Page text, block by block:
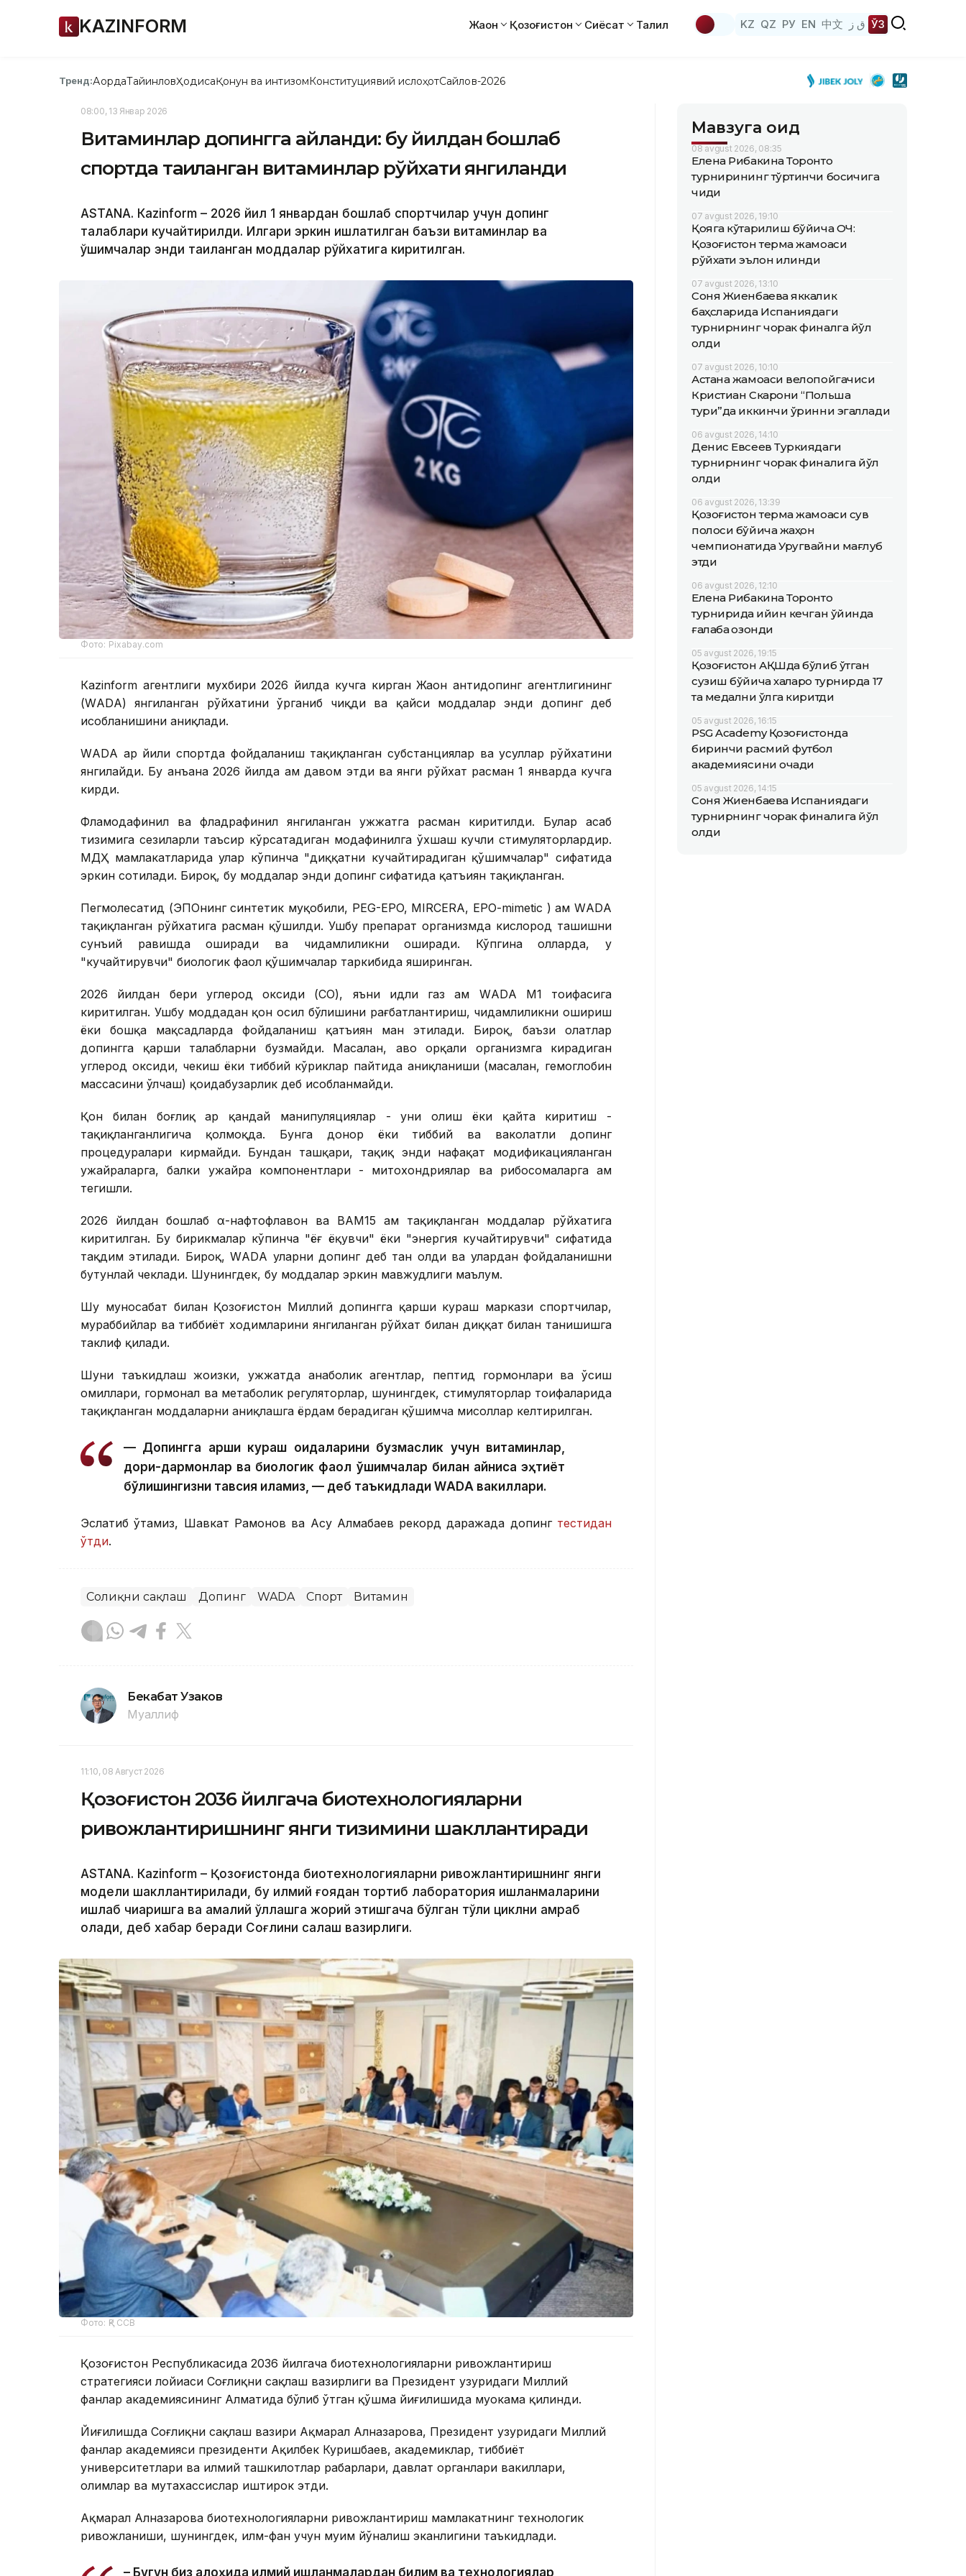
KAZINFORM Жаҳон Қозоғистон Сиёсат Таҳлил KZ QZ РУ EN 中文 ق ز ЎЗ
Тренд:АқордаТайинловҲодисаҚонун ва интизомКонституциявий ислоҳотСайлов-2026
08:00, 13 Январ 2026
Витаминлар допингга айланди: бу йилдан бошлаб
спортда тақиқланган витаминлар рўйхати янгиланди
ASTANА. Кazinform – 2026 йил 1 январдан бошлаб спортчилар учун допинг
талаблари кучайтирилди. Илгари эркин ишлатилган баъзи витаминлар ва
қўшимчалар энди тақиқланган моддалар рўйхатига киритилган.
Фото: Pixabay.com
Кazinform агентлиги мухбири 2026 йилда кучга кирган Жаҳон антидопинг агентлигининг
(WАDА) янгиланган рўйхатини ўрганиб чиқди ва қайси моддалар энди допинг деб
ҳисобланишини аниқлади.
WАDА ҳар йили спортда фойдаланиш тақиқланган субстанциялар ва усуллар рўйхатини
янгилайди. Бу анъана 2026 йилда ҳам давом этди ва янги рўйхат расман 1 январда кучга
кирди.
Фламодафинил ва фладрафинил янгиланган ҳужжатга расман киритилди. Булар асаб
тизимига сезиларли таъсир кўрсатадиган модафинилга ўхшаш кучли стимуляторлардир.
МДҲ мамлакатларида улар кўпинча "диққатни кучайтирадиган қўшимчалар" сифатида
эркин сотилади. Бироқ, бу моддалар энди допинг сифатида қатъиян тақиқланган.
Пегмолесатид (ЭПОнинг синтетик муқобили, PEG-EPO, MIRCERA, EPO-mimetic ) ҳам WАDА
тақиқланган рўйхатига расман қўшилди. Ушбу препарат организмда кислород ташишни
сунъий равишда оширади ва чидамлиликни оширади. Кўпгина ҳолларда, у
"кучайтирувчи" биологик фаол қўшимчалар таркибида яширинган.
2026 йилдан бери углерод оксиди (CО), яъни ҳидли газ ҳам WАDА М1 тоифасига
киритилган. Ушбу моддадан қон ҳосил бўлишини рағбатлантириш, чидамлиликни ошириш
ёки бошқа мақсадларда фойдаланиш қатъиян ман этилади. Бироқ, баъзи ҳолатлар
допингга қарши талабларни бузмайди. Масалан, ҳаво орқали организмга кирадиган
углерод оксиди, чекиш ёки тиббий кўриклар пайтида аниқланиши (масалан, гемоглобин
массасини ўлчаш) қоидабузарлик деб ҳисобланмайди.
Қон билан боғлиқ ҳар қандай манипуляциялар - уни олиш ёки қайта киритиш -
тақиқланганлигича қолмоқда. Бунга донор ёки тиббий ва ваколатли допинг
процедуралари кирмайди. Бундан ташқари, тақиқ энди нафақат модификацияланган
ҳужайраларга, балки ҳужайра компонентлари - митохондриялар ва рибосомаларга ҳам
тегишли.
2026 йилдан бошлаб α-нафтофлавон ва ВАМ15 ҳам тақиқланган моддалар рўйхатига
киритилган. Бу бирикмалар кўпинча "ёғ ёқувчи" ёки "энергия кучайтирувчи" сифатида
тақдим этилади. Бироқ, WАDА уларни допинг деб тан олди ва улардан фойдаланишни
бутунлай чеклади. Шунингдек, бу моддалар эркин мавжудлиги маълум.
Шу муносабат билан Қозоғистон Миллий допингга қарши кураш маркази спортчилар,
мураббийлар ва тиббиёт ходимларини янгиланган рўйхат билан диққат билан танишишга
таклиф қилади.
Шуни таъкидлаш жоизки, ҳужжатда анаболик агентлар, пептид гормонлари ва ўсиш
омиллари, гормонал ва метаболик регуляторлар, шунингдек, стимуляторлар тоифаларида
тақиқланган моддаларни аниқлашга ёрдам берадиган қўшимча мисоллар келтирилган.
— Допингга қарши кураш қоидаларини бузмаслик учун витаминлар,
дори-дармонлар ва биологик фаол қўшимчалар билан айниқса эҳтиёт
бўлишингизни тавсия қиламиз, — деб таъкидлади WАDА вакиллари.
Эслатиб ўтамиз, Шавкат Раҳмонов ва Асу Алмабаев рекорд даражада допинг тестидан
ўтди.
Соғлиқни сақлаш Допинг WADA Спорт Витамин
Бекабат Узаков
Муаллиф
11:10, 08 Август 2026
Қозоғистон 2036 йилгача биотехнологияларни
ривожлантиришнинг янги тизимини шакллантиради
ASTANА. Кazinform – Қозоғистонда биотехнологияларни ривожлантиришнинг янги
модели шакллантирилади, бу илмий ғоядан тортиб лаборатория ишланмаларини
ишлаб чиқаришга ва амалий қўллашга жорий этишгача бўлган тўлиқ циклни қамраб
олади, деб хабар беради Соғлиқни сақлаш вазирлиги.
Фото: ҚР ССВ
Қозоғистон Республикасида 2036 йилгача биотехнологияларни ривожлантириш
стратегияси лойиҳаси Соғлиқни сақлаш вазирлиги ва Президент ҳузуридаги Миллий
фанлар академиясининг Алматида бўлиб ўтган қўшма йиғилишида муҳокама қилинди.
Йиғилишда Соғлиқни сақлаш вазири Ақмарал Алназарова, Президент ҳузуридаги Миллий
фанлар академияси президенти Ақилбек Куришбаев, академиклар, тиббиёт
университетлари ва илмий ташкилотлар раҳбарлари, давлат органлари вакиллари,
олимлар ва мутахассислар иштирок этди.
Ақмарал Алназарова биотехнологияларни ривожлантириш мамлакатнинг технологик
ривожланиши, шунингдек, илм-фан учун муҳим йўналиш эканлигини таъкидлади.
– Бугун биз алоҳида илмий ишланмалардан билим ва технологиялар
Мавзуга оид
08 avgust 2026, 08:35
Елена Рибакина Торонто
турнирининг тўртинчи босқичига
чиқди
07 avgust 2026, 19:10
Қояга кўтарилиш бўйича ОЧ:
Қозоғистон терма жамоаси
рўйхати эълон қилинди
07 avgust 2026, 13:10
Соня Жиенбаева яккалик
баҳсларида Испаниядаги
турнирнинг чорак финалга йўл
олди
07 avgust 2026, 10:10
Астана жамоаси велопойгачиси
Кристиан Скарони “Польша
тури”да иккинчи ўринни эгаллади
06 avgust 2026, 14:10
Денис Евсеев Туркиядаги
турнирнинг чорак финалига йўл
олди
06 avgust 2026, 13:39
Қозоғистон терма жамоаси сув
полоси бўйича жаҳон
чемпионатида Уругвайни мағлуб
этди
06 avgust 2026, 12:10
Елена Рибакина Торонто
турнирида қийин кечган ўйинда
ғалаба қозонди
05 avgust 2026, 19:15
Қозоғистон АҚШда бўлиб ўтган
сузиш бўйича халқаро турнирда 17
та медални қўлга киритди
05 avgust 2026, 16:15
PSG Academy Қозоғистонда
биринчи расмий футбол
академиясини очади
05 avgust 2026, 14:15
Соня Жиенбаева Испаниядаги
турнирнинг чорак финалига йўл
олди